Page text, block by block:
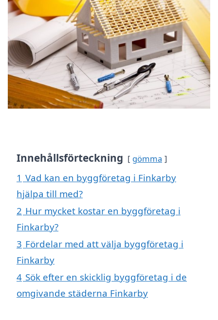
Innehållsförteckning gömma
1 Vad kan en byggföretag i Finkarby
hjälpa till med?
2 Hur mycket kostar en byggföretag i
Finkarby?
3 Fördelar med att välja byggföretag i
Finkarby
4 Sök efter en skicklig byggföretag i de
omgivande städerna Finkarby